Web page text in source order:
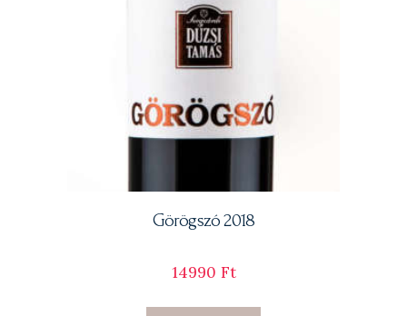
Görögszó 2018
14990 Ft